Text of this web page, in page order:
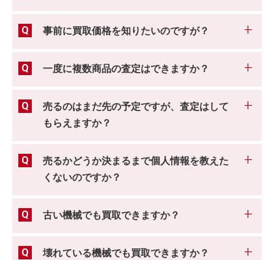
事前に買取価格を知りたいのですが？
一度に複数商品の査定はできますか？
売るのはまだ先の予定ですが、査定はして
もらえますか？
売るかどうか決まるまで個人情報を教えた
くないのですか？
古い機械でも買取できますか？
壊れている機械でも買取できますか？